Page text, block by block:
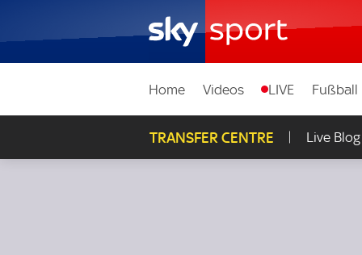
Home Videos LIVE Fußball
TRANSFER CENTRE Live Blog